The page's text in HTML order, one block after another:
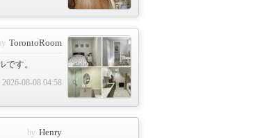
TorontoRoom
す。
2026-08-08 04:58
Henry